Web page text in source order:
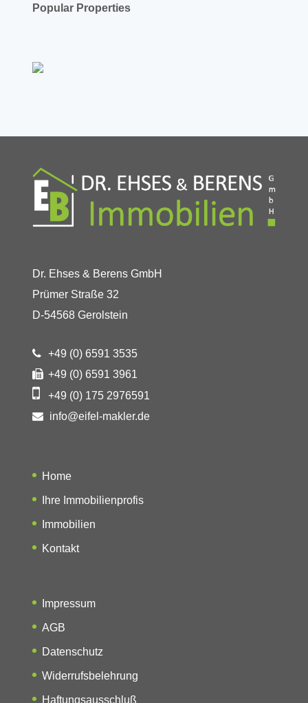
Popular Properties
Dr. Ehses & Berens GmbH
Prümer Straße 32
D-54568 Gerolstein
+49 (0) 6591 3535
+49 (0) 6591 3961
+49 (0) 175 2976591
info@eifel-makler.de
Home
Ihre Immobilienprofis
Immobilien
Kontakt
Impressum
AGB
Datenschutz
Widerrufsbelehrung
Haftungsausschluß